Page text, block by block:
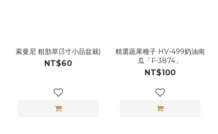
索曼尼 粗肋草(3寸小品盆栽)
NT$60
精選蔬果種子 HV-499奶油南
瓜「F-3874」
NT$100